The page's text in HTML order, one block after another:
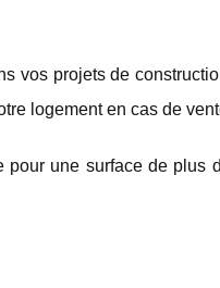
vos projets de
logement en cas de
une surface de plus